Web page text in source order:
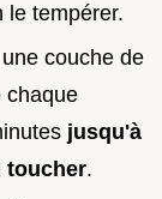
le tempérer.
couche de
chaque
jusqu'à
toucher.